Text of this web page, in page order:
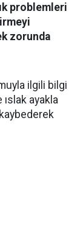
problemleri
zorunda
ilgili bilgi
ayakla